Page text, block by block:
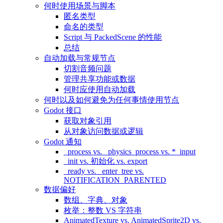
何时使用场景与脚本
匿名类型
命名的类型
Script 与 PackedScene 的性能
总结
自动加载与常规节点
切割音频问题
管理共享功能或数据
何时应使用自动加载
何时以及如何避免为任何事情使用节点
Godot 接口
获取对象引用
从对象访问数据或逻辑
Godot 通知
_process vs. _physics_process vs. *_input
_init vs. 初始化 vs. export
_ready vs. _enter_tree vs.
NOTIFICATION_PARENTED
数据偏好
数组、字典、对象
枚举：整数 VS 字符串
AnimatedTexture vs. AnimatedSprite2D vs.